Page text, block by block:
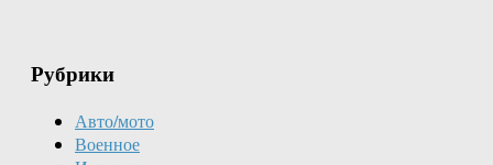
Рубрики
Авто/мото
Военное